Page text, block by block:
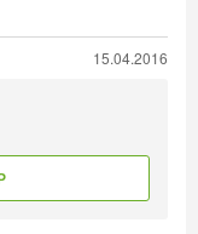
15.04.2016